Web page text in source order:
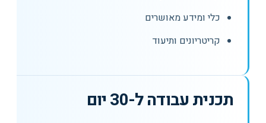
כלי ומידע מאושרים
קריטריונים ותיעוד
תכנית עבודה ל-30 יום